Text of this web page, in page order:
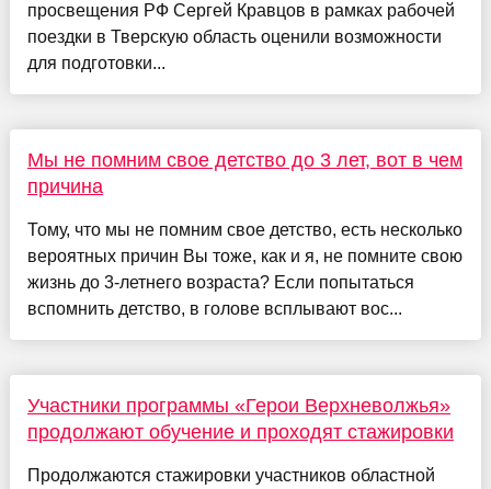
просвещения РФ Сергей Кравцов в рамках рабочей
поездки в Тверскую область оценили возможности
для подготовки...
Мы не помним свое детство до 3 лет, вот в чем
причина
Тому, что мы не помним свое детство, есть несколько
вероятных причин Вы тоже, как и я, не помните свою
жизнь до 3-летнего возраста? Если попытаться
вспомнить детство, в голове всплывают вос...
Участники программы «Герои Верхневолжья»
продолжают обучение и проходят стажировки
Продолжаются стажировки участников областной